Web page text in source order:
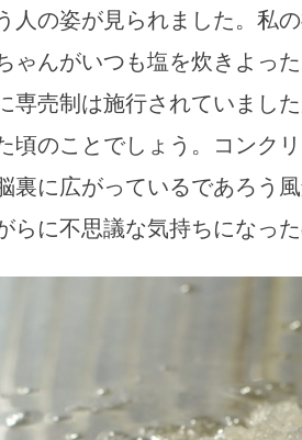
人の姿が見られました。私
ゃんがいつも塩を炊きよっ
専売制は施行されていまし
頃のことでしょう。コンク
裏に広がっているであろう
らに不思議な気持ちになった